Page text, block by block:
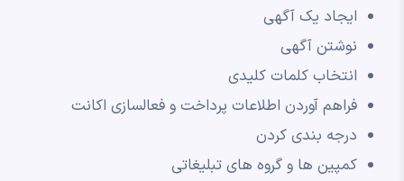
ایجاد یک آگهی
نوشتن آگهی
انتخاب کلمات کلیدی
فراهم آوردن اطلاعات پرداخت و فعالسازی اکانت
درجه بندی کردن
کمپین ها و گروه های تبلیغاتی